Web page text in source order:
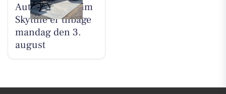
Autotekniker Kim
Skytthe er tilbage
mandag den 3.
august